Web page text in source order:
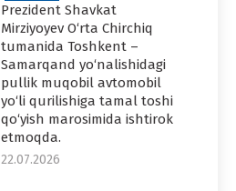
Prezident Shavkat
Mirziyoyev O‘rta Chirchiq
tumanida Toshkent –
Samarqand yo‘nalishidagi
pullik muqobil avtomobil
yo‘li qurilishiga tamal toshi
qo‘yish marosimida ishtirok
etmoqda.
22.07.2026